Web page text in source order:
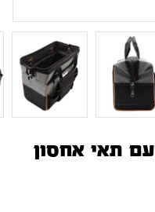
תיק בד קשיח "16.5 עם תאי אחסון